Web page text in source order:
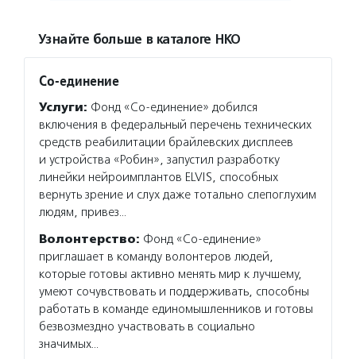
Узнайте больше в каталоге НКО
Со-единение
Услуги: Фонд «Со-единение» добился
включения в федеральный перечень технических
средств реабилитации брайлевских дисплеев
и устройства «Робин», запустил разработку
линейки нейроимплантов ELVIS, способных
вернуть зрение и слух даже тотально слепоглухим
людям, привез…
Волонтерство: Фонд «Со-единение»
приглашает в команду волонтеров людей,
которые готовы активно менять мир к лучшему,
умеют сочувствовать и поддерживать, способны
работать в команде единомышленников и готовы
безвозмездно участвовать в социально
значимых…